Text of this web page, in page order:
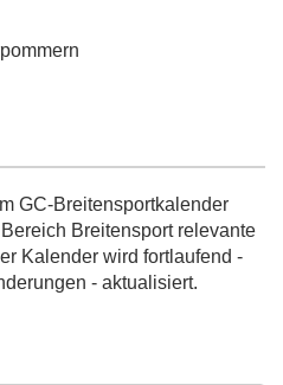
GC-Breitensportkalender
Breitensport relevante
Kalender wird fortlaufend -
- aktualisiert.